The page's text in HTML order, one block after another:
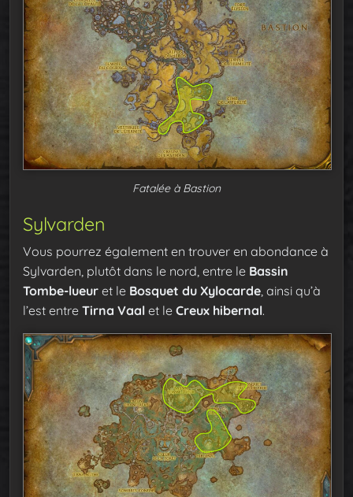
Fatalée à Bastion
Sylvarden
Vous pourrez également en trouver en abondance à
Sylvarden, plutôt dans le nord, entre le Bassin
Tombe-lueur et le Bosquet du Xylocarde , ainsi qu’à
l’est entre Tirna Vaal et le Creux hibernal.